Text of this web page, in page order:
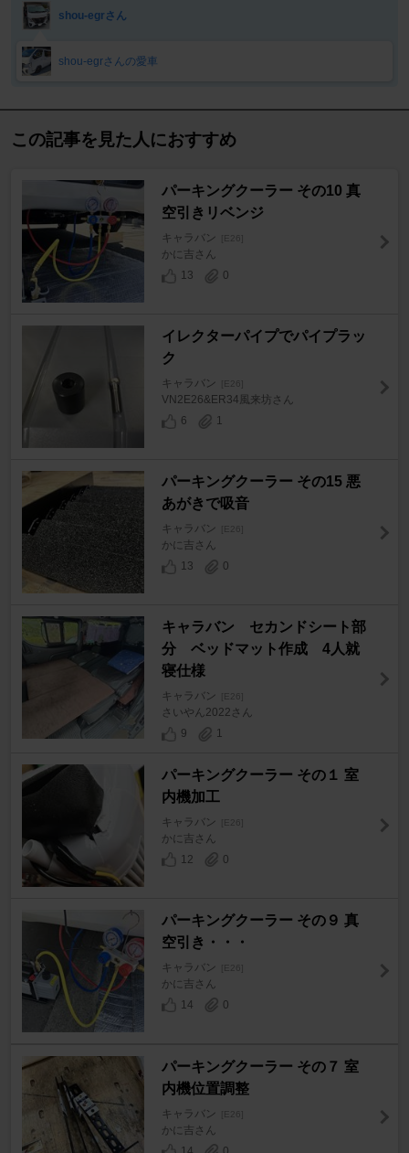
shou-egrさん
shou-egrさんの愛車
この記事を見た人におすすめ
パーキングクーラー その10 真
空引きリベンジ
キャラバン [E26]
かに吉さん
13
0
イレクターパイプでパイプラッ
ク
キャラバン [E26]
VN2E26&ER34風来坊さん
6
1
パーキングクーラー その15 悪
あがきで吸音
キャラバン [E26]
かに吉さん
13
0
キャラバン セカンドシート部
分 ベッドマット作成 4人就
寝仕様
キャラバン [E26]
さいやん2022さん
9
1
パーキングクーラー その１ 室
内機加工
キャラバン [E26]
かに吉さん
12
0
パーキングクーラー その９ 真
空引き・・・
キャラバン [E26]
かに吉さん
14
0
パーキングクーラー その７ 室
内機位置調整
キャラバン [E26]
かに吉さん